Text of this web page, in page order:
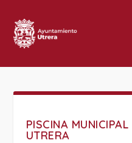
PISCINA
UTRERA